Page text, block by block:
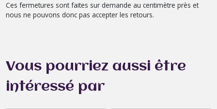
Ces fermetures sont faites sur demande au centimètre près et
nous ne pouvons donc pas accepter les retours.
Vous pourriez aussi être
intéressé par